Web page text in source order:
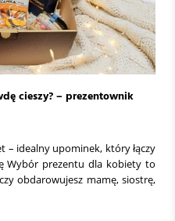
cieszy? – prezentownik
– idealny upominek, który łączy
Wybór prezentu dla kobiety to
obdarowujesz mamę, siostrę,